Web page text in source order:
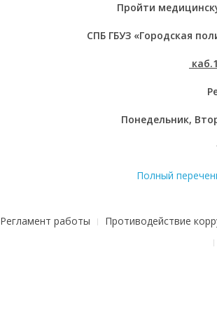
Пройти
СПБ ГБУЗ «Городская
Понедельник,
Полный
Регламент работы Противодействие